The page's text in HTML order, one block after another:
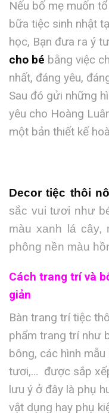
Nếu bố mẹ muốn
bữa tiệc sinh nhật
học, Bạn đưa ra ý
cho bé bằng việc
nhất, đáng yêu,
Sau đó gửi những
yêu cho Hoàng
một bản thiết kế
Decor tiệc thôi
sắc vui tươi như
màu xanh lá cây,
phông nền màu
Cách trang trí và
giản
Bàn trang trí tiệc
phẩm trang trí như
bông, các hình mẫu
tươi,… được sắp
lưu ý ở đây là phụ
vật dụng hay phụ